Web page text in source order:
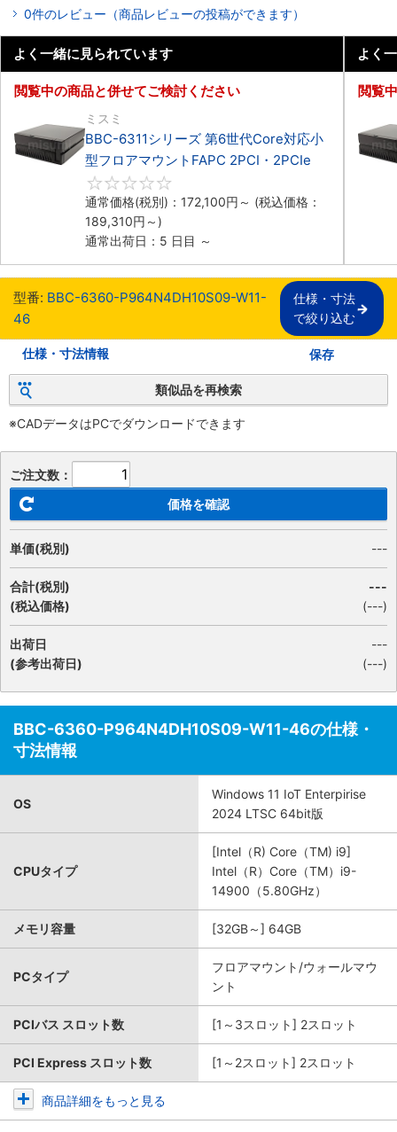
0件のレビュー（商品レビューの投稿ができます）
よく一緒に見られています
閲覧中の商品と併せてご検討ください
ミスミ
BBC-6311シリーズ 第6世代Core対応小
型フロアマウントFAPC 2PCI・2PCIe
通常価格(税別)： 172,100円 ～ (税込価格：
189,310円 ～)
通常出荷日：5 日目 ～
よく
閲覧
型番: BBC-6360-P964N4DH10S09-W11-
46
仕様・寸法
で絞り込む
仕様・寸法情報 保存
類似品を再検索
※CADデータはPCでダウンロードできます
ご注文数：
価格を確認
単価(税別) ---
合計(税別)
(税込価格)
---
(---)
出荷日
(参考出荷日)
---
(---)
BBC-6360-P964N4DH10S09-W11-46の仕様・
寸法情報
OS
Windows 11 IoT Enterpirise
2024 LTSC 64bit版
CPUタイプ
[Intel（R) Core（TM) i9]
Intel（R）Core（TM）i9-
14900（5.80GHz）
メモリ容量 [32GB～] 64GB
PCタイプ
フロアマウント/ウォールマウ
ント
PCIバス スロット数 [1～3スロット] 2スロット
PCI Express スロット数 [1～2スロット] 2スロット
商品詳細をもっと見る